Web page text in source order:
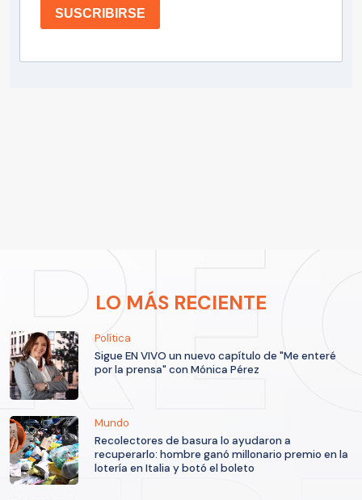
SUSCRIBIRSE
LO MÁS RECIENTE
Política
Sigue EN VIVO un nuevo capítulo de "Me enteré
por la prensa" con Mónica Pérez
Mundo
Recolectores de basura lo ayudaron a
recuperarlo: hombre ganó millonario premio en la
lotería en Italia y botó el boleto